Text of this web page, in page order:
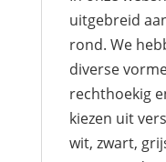
uitgebreid
rond. We
diverse
rechthoekig
kiezen uit
wit, zwart,